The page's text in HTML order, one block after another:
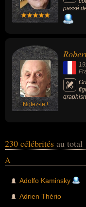
passé
Notez-le !
230 célébrités au total
A
Adolfo Kaminsky
Adrien Thério